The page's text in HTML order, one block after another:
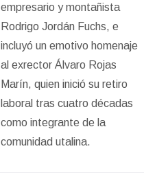
empresario y montañista
Rodrigo Jordán Fuchs, e
incluyó un emotivo homenaje
al exrector Álvaro Rojas
Marín, quien inició su retiro
laboral tras cuatro décadas
como integrante de la
comunidad utalina.